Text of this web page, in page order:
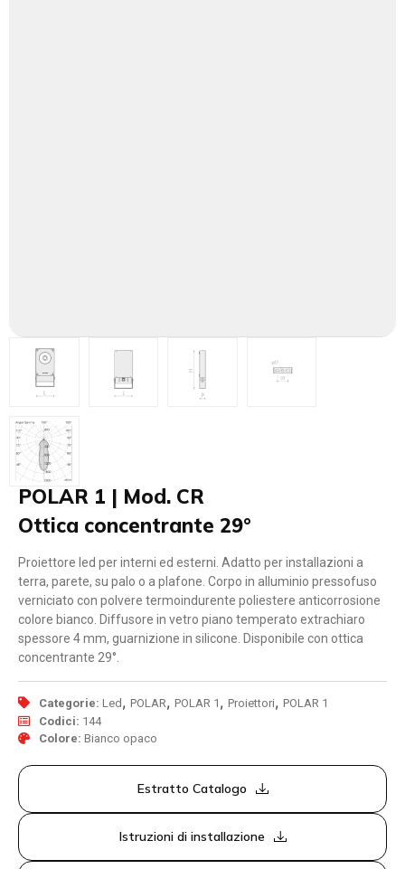
POLAR 1 | Mod. CR
Ottica concentrante 29°
Proiettore led per interni ed esterni. Adatto per installazioni a
terra, parete, su palo o a plafone. Corpo in alluminio pressofuso
verniciato con polvere termoindurente poliestere anticorrosione
colore bianco. Diffusore in vetro piano temperato extrachiaro
spessore 4 mm, guarnizione in silicone. Disponibile con ottica
concentrante 29°.
Categorie: Led , POLAR, POLAR 1 , Proiettori, POLAR 1
Codici: 144
Colore: Bianco opaco
Estratto Catalogo
Istruzioni di installazione